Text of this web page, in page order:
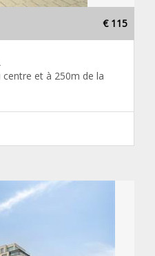
€ 115
et à 250m de la